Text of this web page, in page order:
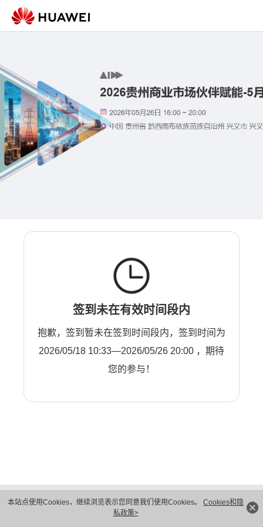
本站点使用Cookies，继续浏览表示您同意我们使用Cookies。 Cookies和隐
私政策>
签到未在有效时间段内
抱歉，签到暂未在签到时间段内，签到时间为
2026/05/18 10:33—2026/05/26 20:00 ，期待
您的参与！
隐私保护
法律声明